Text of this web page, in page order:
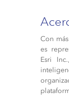
Con
es
Esri